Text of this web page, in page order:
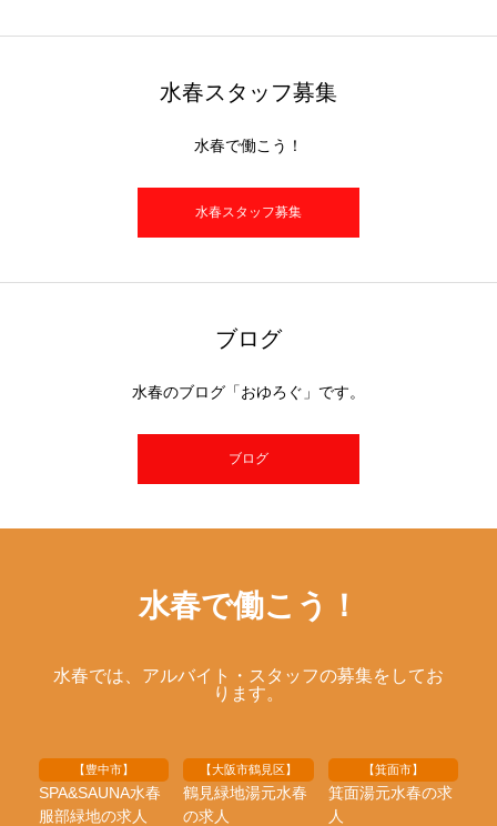
水春スタッフ募集
水春で働こう！
水春スタッフ募集
ブログ
水春のブログ「おゆろぐ」です。
ブログ
水春で働こう！
水春では、アルバイト・スタッフの募集をしてお
ります。
【豊中市】
SPA&SAUNA水春
服部緑地の求人
【大阪市鶴見区】
鶴見緑地湯元水春
の求人
【箕面市】
箕面湯元水春の求
人